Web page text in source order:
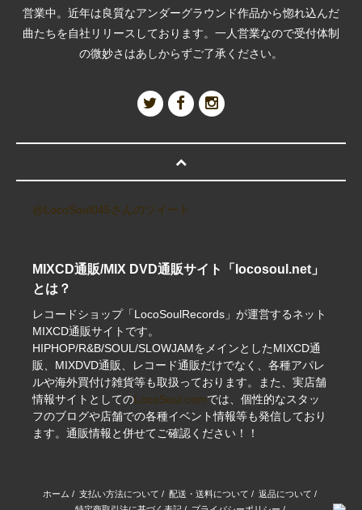
営業中。近年は良質なアンダーグラウンド作品から惚れ込んだ
曲たちを自社リリースしております。一人営業なので受付体制
の微妙さはあしからずご了承ください。
@LocoSoul045さんのツイート
MIXCD通販/MIX DVD通販サイト「locosoul.net」
とは？
レコードショップ「LocoSoulRecords」が運営するネット
MIXCD通販サイトです。
HIPHOP/R&B/SOUL/SLOWJAMをメインとしたMIXCD通
販、MIXDVD通販、レコード通販だけでなく、各種アパレ
ルや海外買付け雑貨等も取扱っております。また、実店舗
情報サイトとしてのLocoSoul.comでは、個性的なスタッ
フのブログや店舗での各種イベント情報等も発信しており
ます。通販情報と併せてご確認ください！！
ホーム / 支払い方法について / 配送・送料について / 返品について /